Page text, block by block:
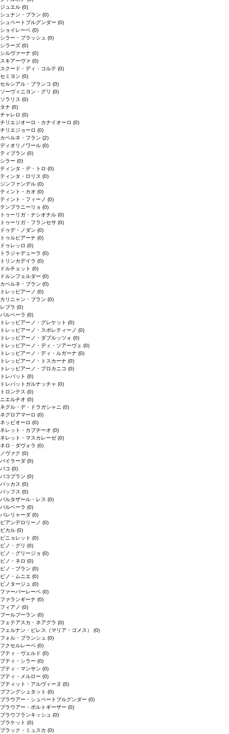
ジュエル (0)
シュナン・ブラン (0)
シュペートブルグンダー (0)
ショイレーベ (0)
シラー・ブラッシュ (0)
シラーズ (0)
シルヴァーナ (0)
スキアーヴァ (0)
スクード・ディ・コルテ (0)
セミヨン (0)
セルシアル・ブランコ (0)
ソーヴィニヨン・グリ (0)
ソラリス (0)
タナ (0)
チャレロ (0)
チリエジオーロ・カナイオーロ (0)
チリエジョーロ (0)
カベルネ・フラン (2)
ディオリノワール (0)
ティブラン (0)
シラー (0)
ティンタ・デ・トロ (0)
ティンタ・ロリス (0)
ジンファンデル (0)
ティント・カオ (0)
ティント・フィーノ (0)
テンプラニーリョ (0)
トゥーリガ・ナシオナル (0)
トゥーリガ・フランセサ (0)
ドゥデ・ノダン (0)
トゥルビアーナ (0)
ドゥレッロ (0)
トラジャデューラ (0)
トリンカデイラ (0)
ドルチェット (0)
ドルンフェルダー (0)
カベルネ・ブラン (0)
トレッビアーノ (0)
カリニャン・ブラン (0)
レブラ (0)
バルベーラ (0)
トレッビアーノ・グレケット (0)
トレッビアーノ・スポレティーノ (0)
トレッビアーノ・ダブルッツォ (0)
トレッビアーノ・ディ・ソアーヴェ (0)
トレッビアーノ・ディ・ルガーナ (0)
トレッビアーノ・トスカーナ (0)
トレッビアーノ・プロカニコ (0)
トレパット (0)
トレパットガルナッチャ (0)
トロンテス (0)
ニエルチオ (0)
ネグル・デ・ドラガシャニ (0)
ネグロアマーロ (0)
ネッビオーロ (0)
ネレット・カプチーオ (0)
ネレット・マスカレーゼ (0)
ネロ・ダヴォラ (0)
ノヴァク (0)
バイラーダ (0)
バコ (0)
バコブラン (0)
バッカス (0)
バッフス (0)
バルタザール・レス (0)
バルベーラ (0)
パレリャーダ (0)
ピアンデロリーノ (0)
ビカル (0)
ピニョレット (0)
ピノ・グリ (0)
ピノ・グリージョ (0)
ピノ・ネロ (0)
ピノ・ブラン (0)
ピノ・ムニエ (0)
ピノタージュ (0)
ファーバーレーベ (0)
ファランギーナ (0)
フィアノ (0)
ブールブーラン (0)
フェテアスカ・ネアグラ (0)
フェルナン・ピレス（マリア・ゴメス） (0)
フォル・ブランシュ (0)
フクセルレーベ (0)
プティ・ヴェルド (0)
プティ・シラー (0)
プティ・マンサン (0)
プティ・メルロー (0)
プティット・アルヴィーヌ (0)
プフングシュタット (0)
ブラウアー・シュペートブルグンダー (0)
ブラウアー・ポルトギーザー (0)
ブラウフランキッシュ (0)
ブラケット (0)
ブラック・ミュスカ (0)